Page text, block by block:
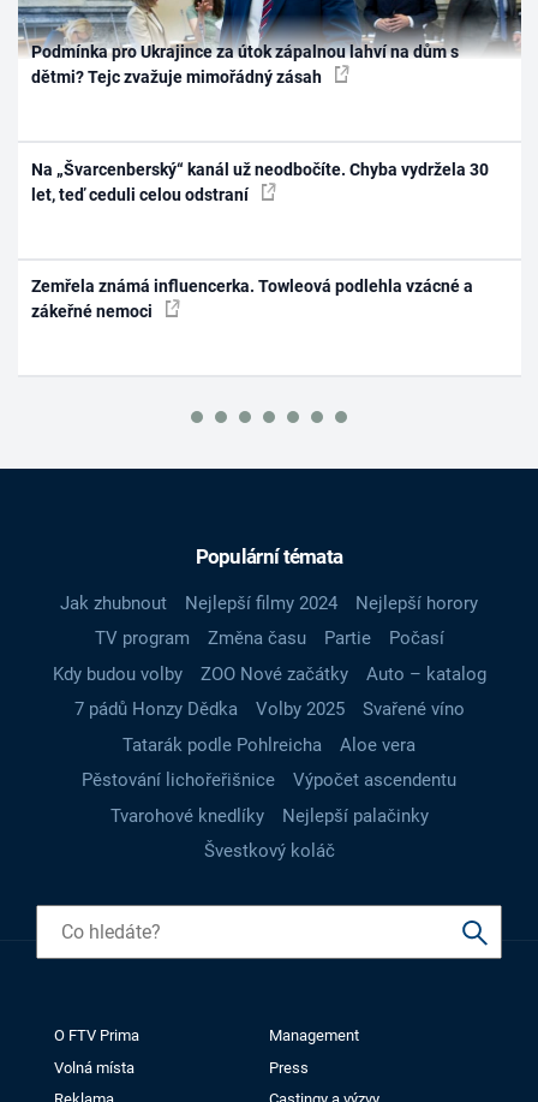
Podmínka pro Ukrajince za útok zápalnou lahví na dům s
dětmi? Tejc zvažuje mimořádný zásah
Na „Švarcenberský“ kanál už neodbočíte. Chyba vydržela 30
let, teď ceduli celou odstraní
Zemřela známá influencerka. Towleová podlehla vzácné a
zákeřné nemoci
Populární témata
Jak zhubnout Nejlepší filmy 2024
Nejlepší horory
TV program
Změna času Partie
Počasí
Kdy budou volby
ZOO Nové začátky
Auto – katalog
7 pádů Honzy Dědka
Volby 2025
Svařené víno
Tatarák podle Pohlreicha
Aloe vera
Pěstování lichořeřišnice
Výpočet ascendentu
Tvarohové knedlíky
Nejlepší palačinky
Švestkový koláč
O FTV Prima
Management
Volná místa
Press